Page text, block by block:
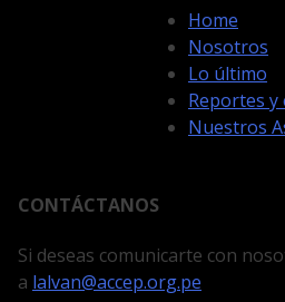
Home
Nosotros
Lo último
Reportes y
Nuestros
CONTÁCTANOS
Si deseas comunicarte con
a lalvan@accep.org.pe